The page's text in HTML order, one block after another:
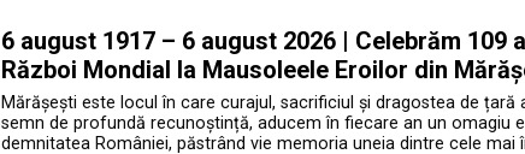
6 august 1917 – 6 august 2026 | Celebrăm 109
Război Mondial la Mausoleele Eroilor din
Mărășești este locul în care curajul, sacrificiul și dragostea de
semn de profundă recunoștință, aducem în fiecare an un omagiu
demnitatea României, păstrând vie memoria uneia dintre cele mai